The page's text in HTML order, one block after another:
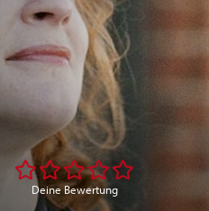
Deine Bewertung